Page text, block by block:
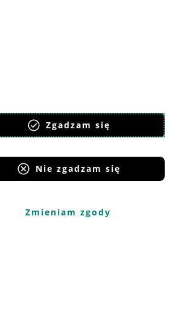
Zgadzam się
Nie zgadzam się
Zmieniam zgody